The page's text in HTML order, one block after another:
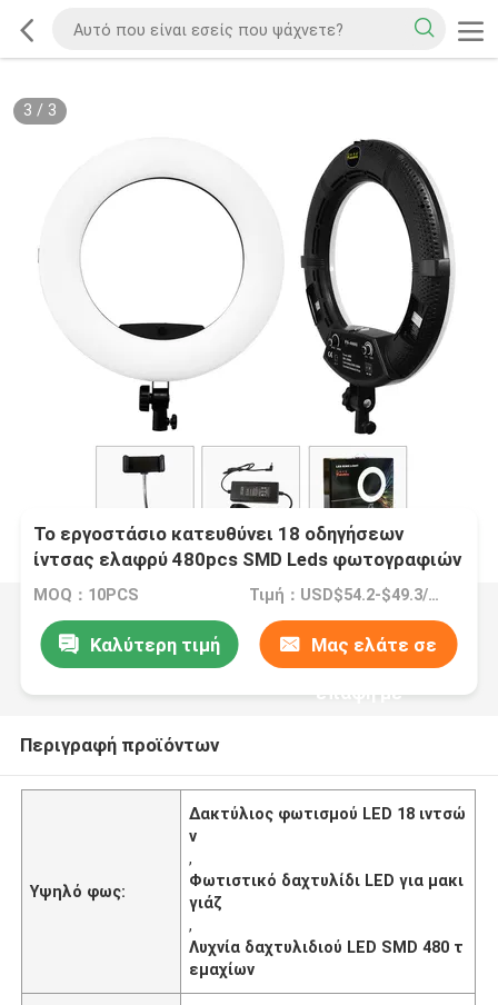
3 / 3
Το εργοστάσιο κατευθύνει 18 οδηγήσεων
ίντσας ελαφρύ 480pcs SMD Leds φωτογραφιών
τον τηλεοπτικό λαμπτήρα δαχτυλιδιών
δαχτυλιδιών για τη φωτογραφία Makeup
MOQ：10PCS Τιμή：USD$54.2-$49.3/pcs
Καλύτερη τιμή Μας ελάτε σε
επαφή με
Περιγραφή προϊόντων
Υψηλό φως:
Δακτύλιος φωτισμού LED 18 ιντσώ
ν
,
Φωτιστικό δαχτυλίδι LED για μακι
γιάζ
,
Λυχνία δαχτυλιδιού LED SMD 480 τ
εμαχίων